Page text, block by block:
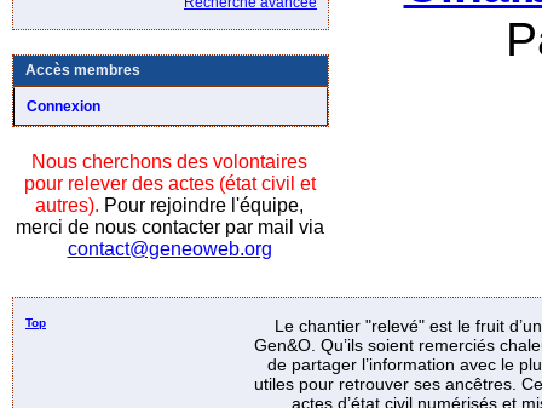
Accès membres
Connexion
Nous cherchons des volontaires
pour relever des actes (état civil et
autres). Pour rejoindre l'équipe,
merci de nous contacter par mail via
contact@geneoweb.org
Top
Le chantier "relevé" est le fruit
Gen&O. Qu’ils soient remerciés
de partager l’information avec le
utiles pour retrouver ses ancêtres.
actes d’état civil numérisés et